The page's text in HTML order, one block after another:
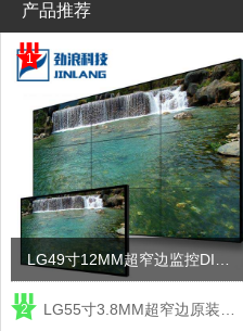
产品推荐
1
2